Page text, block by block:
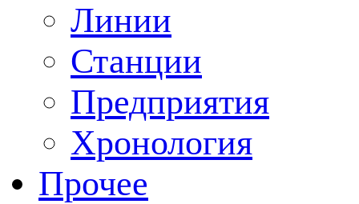
Линии
Станции
Предприятия
Хронология
Прочее